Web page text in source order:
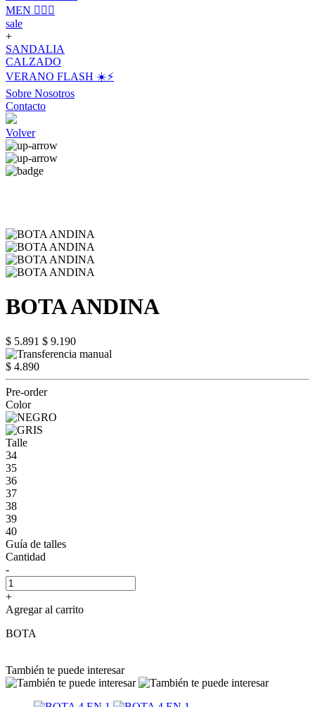
MEN 🙋🏽‍♂️
sale
+
SANDALIA
CALZADO
VERANO FLASH ☀️⚡️
Sobre Nosotros
Contacto
Volver
BOTA ANDINA
$ 5.891 $ 9.190
$ 4.890
Pre-order
Color
Talle
34
35
36
37
38
39
40
Guía de talles
Cantidad
-
+
Agregar al carrito
BOTA
También te puede interesar